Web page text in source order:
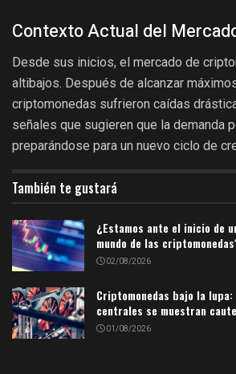
Contexto Actual del
Desde sus inicios, el mercado de
altibajos. Después de alcanzar
criptomonedas sufrieron caídas
señales que sugieren que la demanda
preparándose para un nuevo ciclo de
También te gustará
¿Estamos ante el inicio de
mundo de las
02/08/2026
Criptomonedas bajo la
centrales se muestran
01/08/2026